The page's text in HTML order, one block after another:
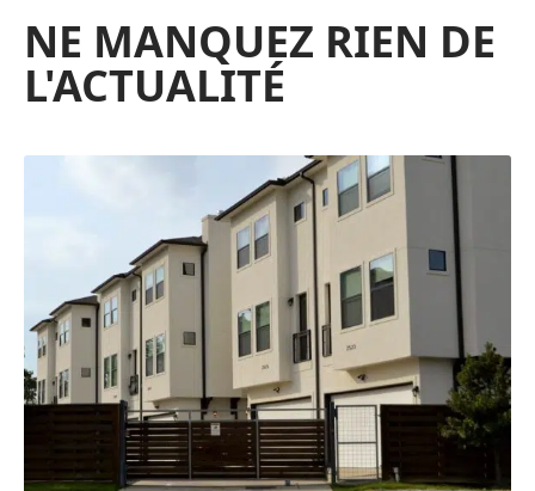
NE MANQUEZ RIEN DE
L'ACTUALITÉ